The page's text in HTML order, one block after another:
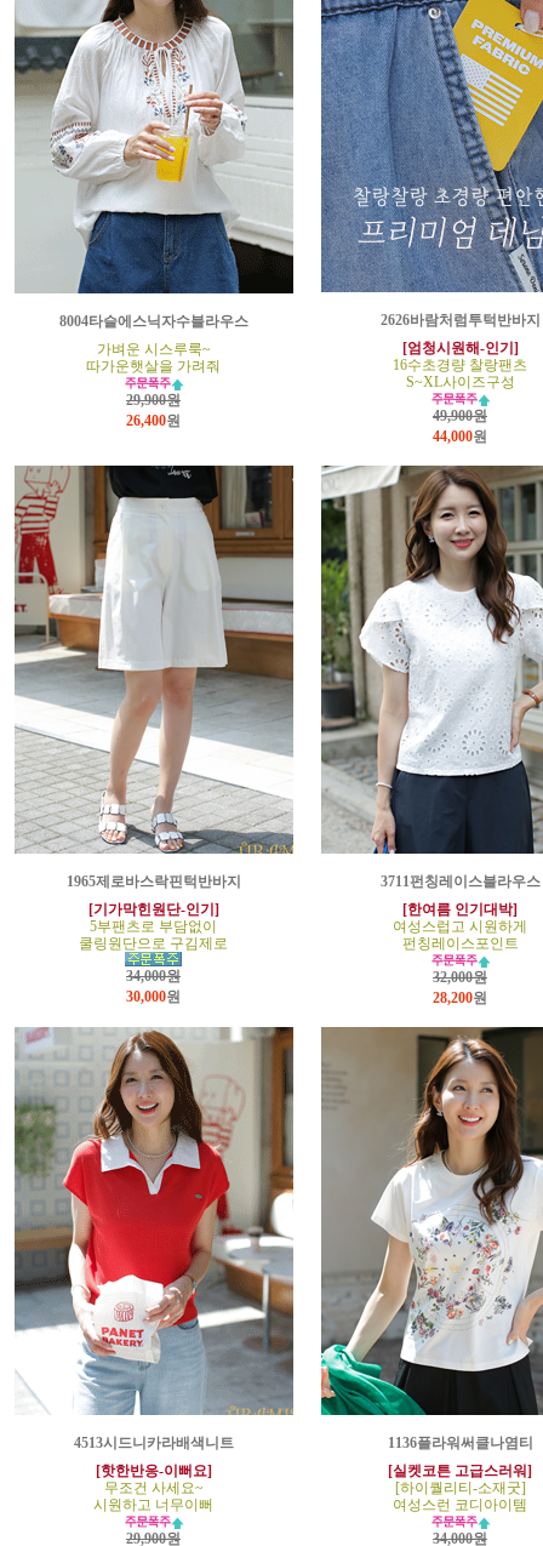
8004타슬에스닉자수블라우스
가벼운 시스루룩~
따가운햇살을 가려줘
29,900원
26,400원
2626바람처럼투턱반바지
[엄청시원해-인기]
16수초경량 찰랑팬츠
S~XL사이즈구성
49,900원
44,000원
1965제로바스락핀턱반바지
[기가막힌원단-인기]
5부팬츠로 부담없이
쿨링원단으로 구김제로
34,000원
30,000원
3711펀칭레이스블라우스
[한여름 인기대박]
여성스럽고 시원하게
펀칭레이스포인트
32,000원
28,200원
4513시드니카라배색니트
[핫한반응-이뻐요]
무조건 사세요~
시원하고 너무이뻐
29,900원
1136플라워써클나염티
[실켓코튼 고급스러워]
[하이퀄리티-소재굿]
여성스런 코디아이템
34,000원